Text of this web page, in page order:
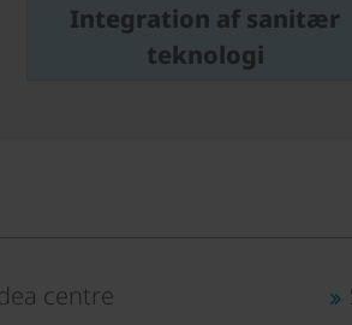
Integration af sanitær
teknologi
centre